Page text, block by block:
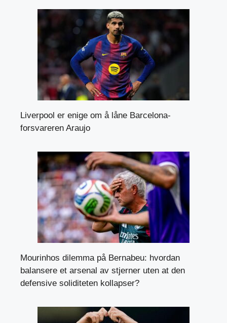
Liverpool er enige om å låne Barcelona-
forsvareren Araujo
Mourinhos dilemma på Bernabeu: hvordan
balansere et arsenal av stjerner uten at den
defensive soliditeten kollapser?